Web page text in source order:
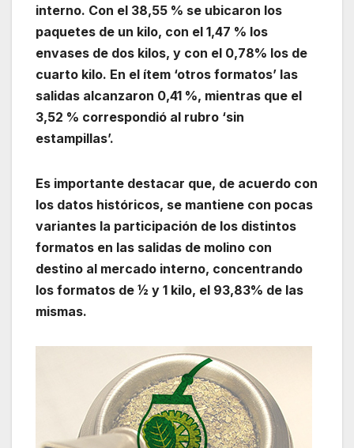
interno. Con el 38,55 % se ubicaron los
paquetes de un kilo, con el 1,47 % los
envases de dos kilos, y con el 0,78% los de
cuarto kilo. En el ítem ‘otros formatos’ las
salidas alcanzaron 0,41 %, mientras que el
3,52 % correspondió al rubro ‘sin
estampillas’.
Es importante destacar que, de acuerdo con
los datos históricos, se mantiene con pocas
variantes la participación de los distintos
formatos en las salidas de molino con
destino al mercado interno, concentrando
los formatos de ½ y 1 kilo, el 93,83% de las
mismas.